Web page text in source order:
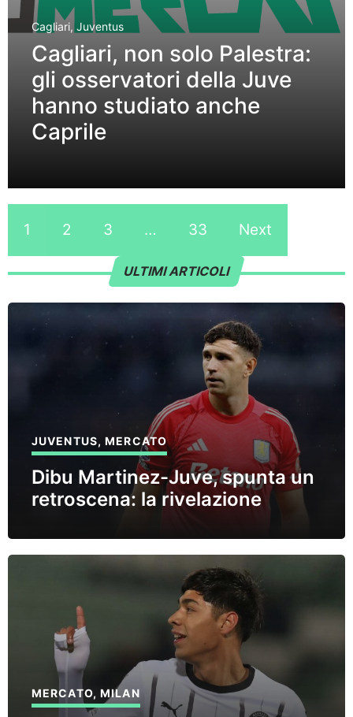
Cagliari,Juventus
Cagliari, non solo Palestra:
gli osservatori della Juve
hanno studiato anche
Caprile
1 2 3 … 33 Next
ULTIMI ARTICOLI
JUVENTUS,MERCATO
Dibu Martinez-Juve, spunta un
retroscena: la rivelazione
MERCATO,MILAN